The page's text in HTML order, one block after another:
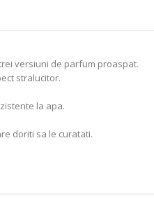
versiuni de parfum proaspat.
stralucitor.
la apa.
doriti sa le curatati.